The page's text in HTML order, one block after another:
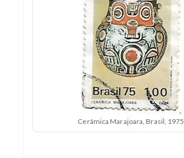
Cerâmica Marajoara, Brasil, 1975